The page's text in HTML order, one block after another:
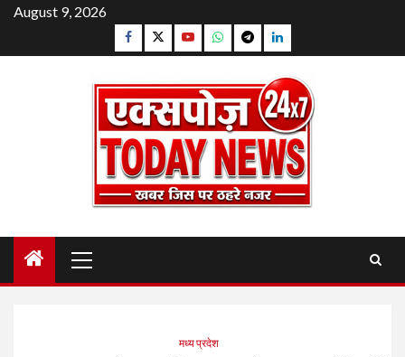
Skip
content
August 9, 2026
Facebook
TwitterYouTubeWhatsapp
TelegramLinkedin
Menu
मध्य प्रदेश